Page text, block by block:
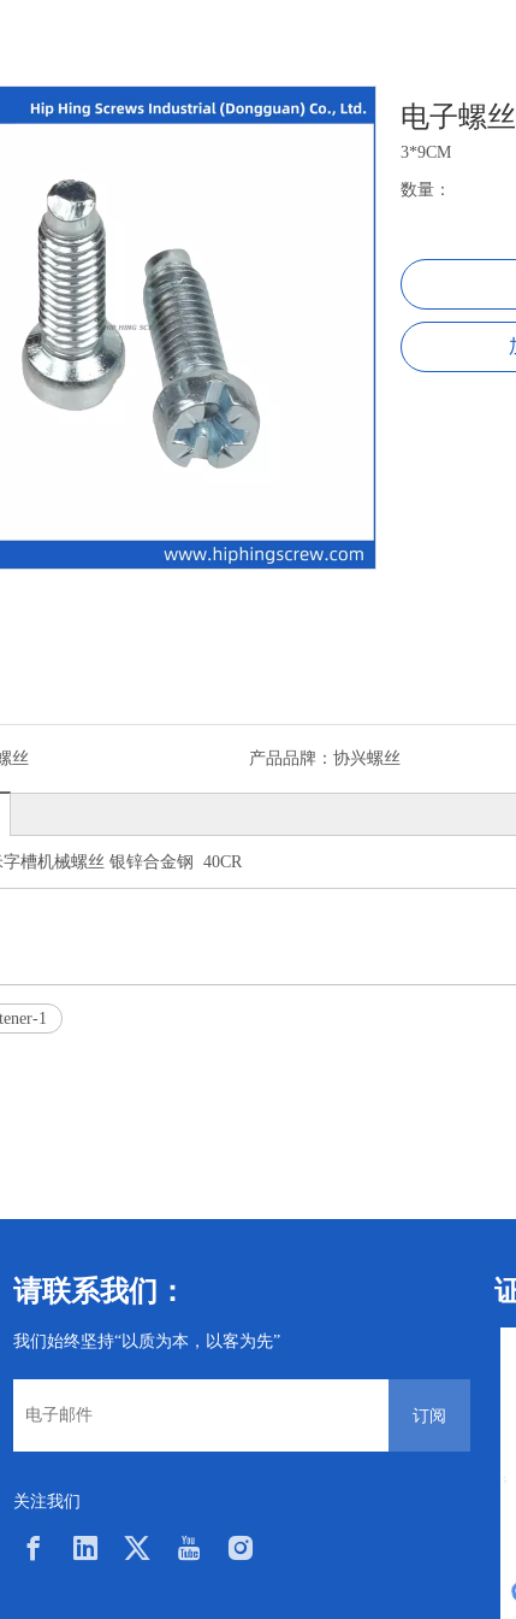
电子螺丝
3*9CM
数量：
丝 产品品牌： 协兴螺丝
槽机械螺丝 银锌合金钢 40CR
1
请联系我们：
我们始终坚持“以质为本，以客为先”
订阅
关注我们